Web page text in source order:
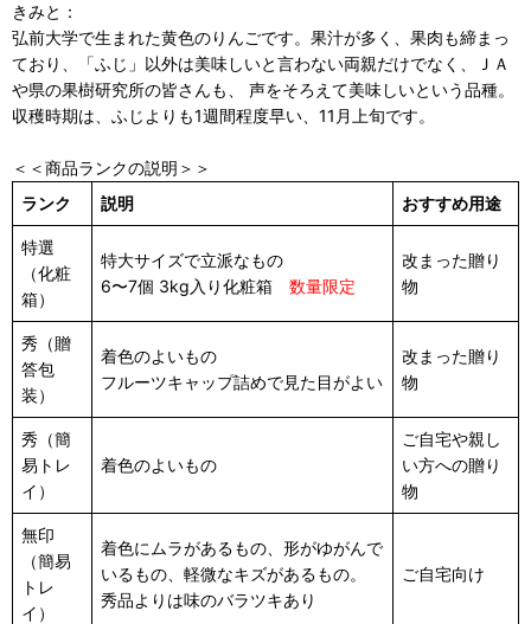
きみと：
弘前大学で生まれた黄色のりんごです。果汁が多く、果肉も締まっ
ており、「ふじ」以外は美味しいと言わない両親だけでなく、ＪＡ
や県の果樹研究所の皆さんも、 声をそろえて美味しいという品種。
収穫時期は、ふじよりも1週間程度早い、11月上旬です。
＜＜商品ランクの説明＞＞
ランク
説明 おすすめ用途
特選
（化粧
箱）
特大サイズで立派なもの
6〜7個 3kg入り化粧箱数量限定
改まった贈り
物
秀（贈
答包
装）
着色のよいもの
フルーツキャップ詰めで見た目がよい
改まった贈り
物
秀（簡
易トレ
イ）
着色のよいもの
ご自宅や親し
い方への贈り
物
無印
（簡易
トレ
イ）
着色にムラがあるもの、形がゆがんで
いるもの、軽微なキズがあるもの。
秀品よりは味のバラツキあり
ご自宅向け